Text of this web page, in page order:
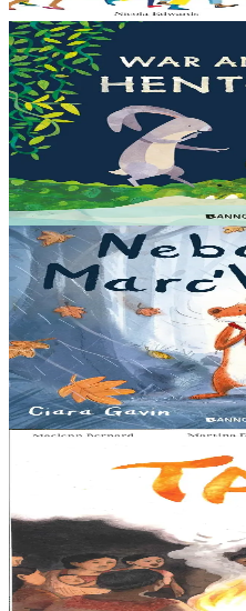
Er stok13,00 €
3 bloaz hag ouzhpenn
Bannoù-heol
War an hent-treuz
Piv a oar peseurt loened a
o serriñ ?... N’eus krokodil ebet
ket ken sur he mignoned...
Er stok13,00 €
3 bloaz hag ouzhpenn
Bannoù-heol
Nebaon, Marc'harid !
An avel, ar glav... Ne blij ket
Spontet-mik e vez bewech
nevez, a zeuio a-benn da lakaat...
Er stok13,00 €
8 vloaz hag ouzhpenn
E penn uhelañ an torgennoù
gant latar ar beurevezhioù
anvet Sakamch'en. En tu all...